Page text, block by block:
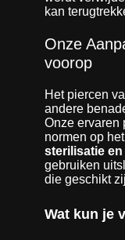
kan
Onze
voorop
Het piercen
andere
Onze ervaren
normen op
sterilisatie
gebruiken
die geschikt
Wat kun je